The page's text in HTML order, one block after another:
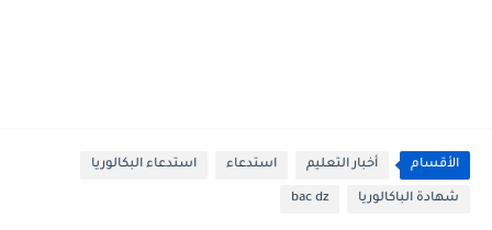
الأقسام أخبار التعليم استدعاء استدعاء البكالوريا
شهادة الباكالوريا bac dz